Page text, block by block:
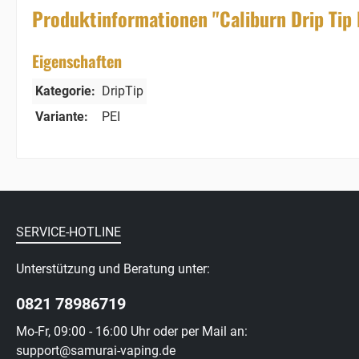
Produktinformationen "Caliburn Drip Tip
Eigenschaften
Kategorie: DripTip
Variante:
PEI
SERVICE-HOTLINE
Unterstützung und Beratung unter:
0821 78986719
Mo-Fr, 09:00 - 16:00 Uhr oder per Mail an:
support@samurai-vaping.de